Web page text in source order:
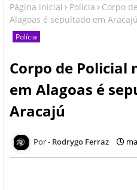
Página inicial Polícia
Corpo
Alagoas é sepultado em Aracajú
Polícia
Corpo de Policial
em Alagoas é
Aracajú
Rodrygo Ferraz